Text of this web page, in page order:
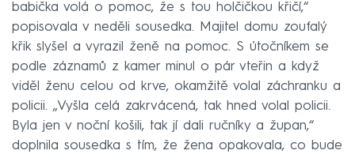
babička volá o pomoc, že s tou holčičkou křičí,“
popisovala v neděli sousedka. Majitel domu zoufalý
křik slyšel a vyrazil ženě na pomoc. S útočníkem se
podle záznamů z kamer minul o pár vteřin a když
viděl ženu celou od krve, okamžitě volal záchranku a
policii. „Vyšla celá zakrvácená, tak hned volal policii.
Byla jen v noční košili, tak jí dali ručníky a župan,“
doplnila sousedka s tím, že žena opakovala, co bude